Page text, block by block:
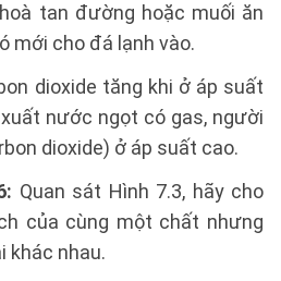
tan đường hoặc muối ăn
mới cho đá lạnh vào.
dioxide tăng khi ở áp suất
nước ngọt có gas, người
dioxide) ở áp suất cao.
Quan sát Hình 7.3, hãy cho
của cùng một chất nhưng
khác nhau.